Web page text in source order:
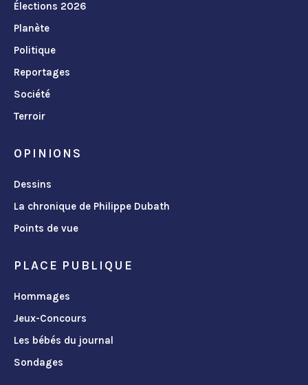
Élections 2026
Planète
Politique
Reportages
Société
Terroir
OPINIONS
Dessins
La chronique de Philippe Dubath
Points de vue
PLACE PUBLIQUE
Hommages
Jeux-Concours
Les bébés du journal
Sondages